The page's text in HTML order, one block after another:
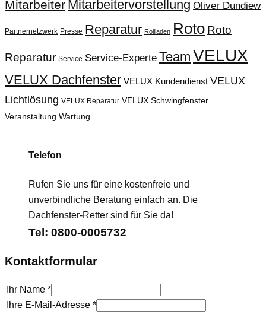
Mitarbeiter Mitarbeitervorstellung Oliver Dundiew
Partnernetzwerk Presse Reparatur Rollladen Roto Roto
Reparatur Service Service-Experte Team VELUX
VELUX Dachfenster VELUX Kundendienst VELUX
Lichtlösung VELUX Reparatur VELUX Schwingfenster
Veranstaltung Wartung
Telefon
Rufen Sie uns für eine kostenfreie und
unverbindliche Beratung einfach an. Die
Dachfenster-Retter sind für Sie da!
Tel: 0800-0005732
Kontaktformular
Ihr Name *
Ihre E-Mail-Adresse *